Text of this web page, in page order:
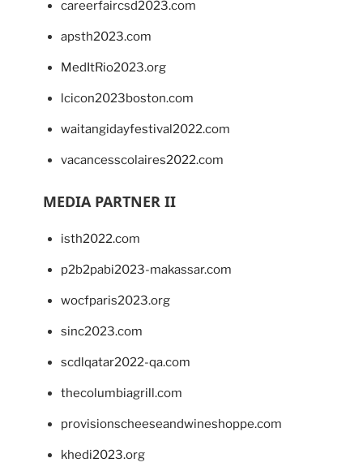
careerfaircsd2023.com
apsth2023.com
MedItRio2023.org
lcicon2023boston.com
waitangidayfestival2022.com
vacancesscolaires2022.com
MEDIA PARTNER II
isth2022.com
p2b2pabi2023-makassar.com
wocfparis2023.org
sinc2023.com
scdlqatar2022-qa.com
thecolumbiagrill.com
provisionscheeseandwineshoppe.com
khedi2023.org